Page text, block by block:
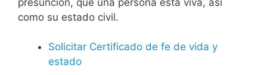
como su estado civil.
Solicitar Certificado de fe de vida y
estado